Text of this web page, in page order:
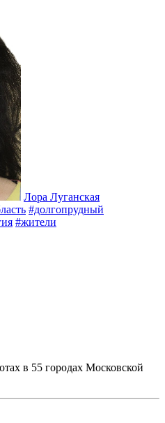
Лора Луганская
#долгопрудный
#жители
в 55 городах Московской